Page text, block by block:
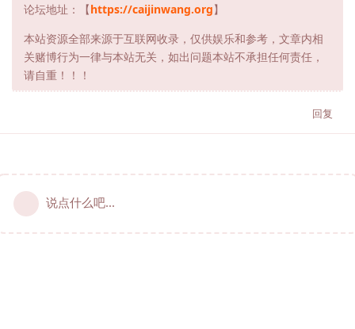
论坛地址：【https://caijinwang.org】
本站资源全部来源于互联网收录，仅供娱乐和参考，文章内相
关赌博行为一律与本站无关，如出问题本站不承担任何责任，
请自重！！！
回复
说点什么吧...